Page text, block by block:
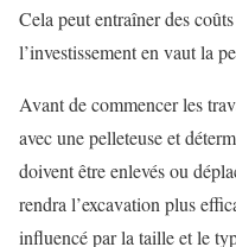
Cela peut entraîner des
l’investissement en vaut la
Avant de commencer les
avec une pelleteuse et
doivent être enlevés ou
rendra l’excavation plus
influencé par la taille et le